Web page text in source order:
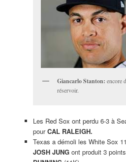
Giancarlo Stanton: encore
réservoir.
Les Red Sox ont perdu 6-3 à
pourCAL RALEIGH.
Texas a démoli les White Sox
JOSH JUNGont produit 3